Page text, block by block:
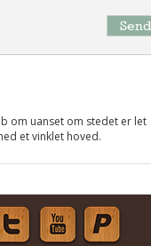
Send
om uanset om stedet er let
et vinklet hoved.